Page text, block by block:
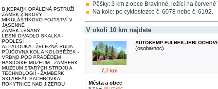
BIKEPARK OPÁLENÁ PSTRUŽÍ
ZÁMEK ŽINKOVY
MIKULÁŠTÍKOVO FOJTSTVÍ V
JASENNÉ
ZÁMEK LEŠANY
LESNÍ DIVADLO SKALKA -
PODLESÍ
ALPALOUKA - ŽELEZNÁ RUDA
PŮJČOVNA KOL A KOLOBĚŽEK -
VRBNO POD PRADĚDEM
HASIČSKÉ MUZEUM - ŽAMBERK
MUZEUM STARÝCH STROJŮ A
TECHNOLOGIÍ - ŽAMBERK
SKI AREÁL SACHROVKA -
ROKYTNICE NAD JIZEROU
Pěšky: 3 km z obce Bravinné, ležící na
Na kole: po cyklostezce č. 6078 nebo č. 6192.
V okolí 10 km najdete
7,7 km
AUTOKEMP FULNEK-
(osoba/noc)
Města a obce